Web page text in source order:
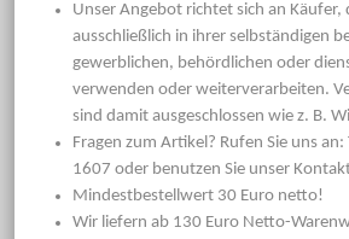
Unser Angebot richtet sich an Käufer,
ausschließlich in ihrer selbständigen
gewerblichen, behördlichen oder
verwenden oder weiterverarbeiten.
sind damit ausgeschlossen wie z. B.
Fragen zum Artikel? Rufen Sie uns
1607 oder benutzen Sie unser
Mindestbestellwert 30 Euro netto!
Wir liefern ab 130 Euro Netto-